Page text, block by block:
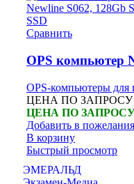
Сравнить
OPS компьютер
OPS-компьютеры для
ЦЕНА ПО ЗАПРОСУ
ЦЕНА ПО
Добавить в пожелания
В корзину
Быстрый просмотр
ЭМЕРАЛЬД